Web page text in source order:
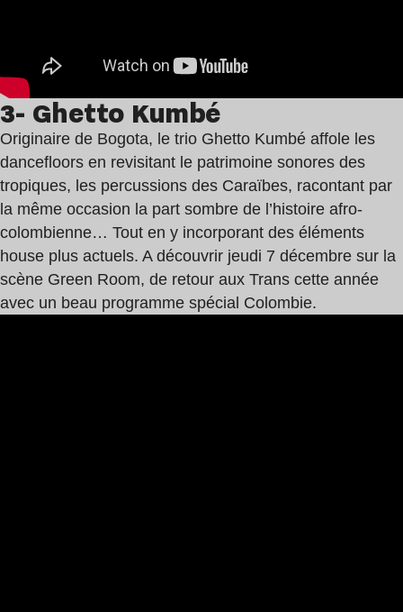
3- Ghetto Kumbé
Originaire de Bogota, le trio Ghetto Kumbé affole les
dancefloors en revisitant le patrimoine sonores des
tropiques, les percussions des Caraïbes, racontant par
la même occasion la part sombre de l’histoire afro-
colombienne… Tout en y incorporant des éléments
house plus actuels. A découvrir jeudi 7 décembre sur la
scène Green Room, de retour aux Trans cette année
avec un beau programme spécial Colombie.